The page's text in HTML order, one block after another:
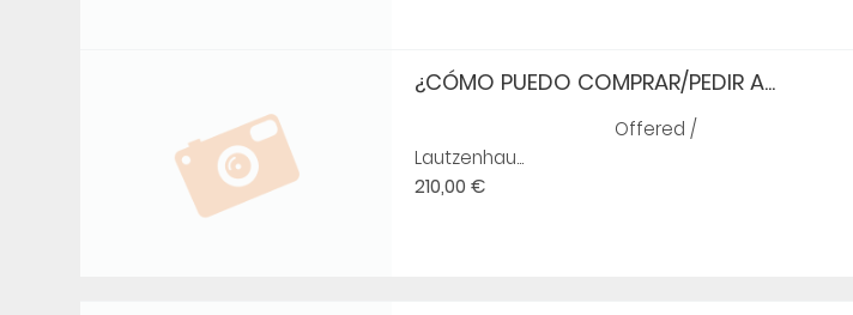
¿CÓMO PUEDO COMPRAR/PEDIR A...
Lautzenhau...
210,00 €
Offered /